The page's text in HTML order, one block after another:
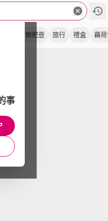
側把壺 旅行 禮盒 藕
事